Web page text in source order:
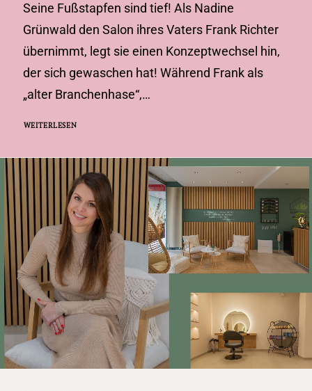
Seine Fußstapfen sind tief! Als Nadine
Grünwald den Salon ihres Vaters Frank Richter
übernimmt, legt sie einen Konzeptwechsel hin,
der sich gewaschen hat! Während Frank als
„alter Branchenhase“,…
WEITERLESEN